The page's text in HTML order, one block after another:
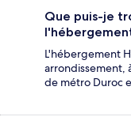
Que puis-je
L'hébergement
arrondissement,
de métro Duroc